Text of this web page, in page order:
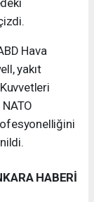
Hava
yakıt
NATO
HABERİ